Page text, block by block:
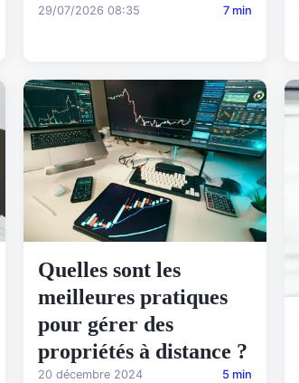
29/07/2026 08:35 7 min
Quelles sont les
meilleures pratiques
pour gérer des
propriétés à distance ?
20 décembre 2024 5 min